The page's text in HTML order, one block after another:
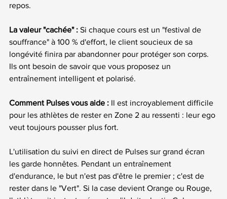
repos.
La valeur "cachée" : Si chaque cours est un "festival de
souffrance" à 100 % d'effort, le client soucieux de sa
longévité finira par abandonner pour protéger son corps.
Ils ont besoin de savoir que vous proposez un
entraînement intelligent et polarisé.
Comment Pulses vous aide : Il est incroyablement difficile
pour les athlètes de rester en Zone 2 au ressenti : leur ego
veut toujours pousser plus fort.
L'utilisation du suivi en direct de Pulses sur grand écran
les garde honnêtes. Pendant un entraînement
d'endurance, le but n'est pas d'être le premier ; c'est de
rester dans le "Vert". Si la case devient Orange ou Rouge,